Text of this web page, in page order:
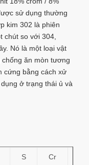
sử dụng thường
kim 302 là phiên
chút so với 304,
Nó là một loại vật
ăn mòn tương
cứng bằng cách xử
ở trạng thái ủ và
S Cr